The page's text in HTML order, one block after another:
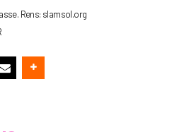
Rens: slamsol.org